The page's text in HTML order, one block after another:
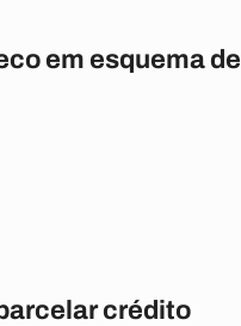
em esquema de
crédito